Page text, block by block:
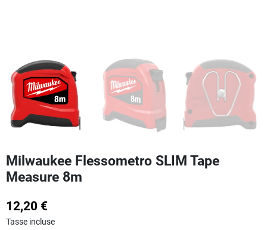
Milwaukee Flessometro SLIM Tape
Measure 8m
12,20 €
Tasse incluse